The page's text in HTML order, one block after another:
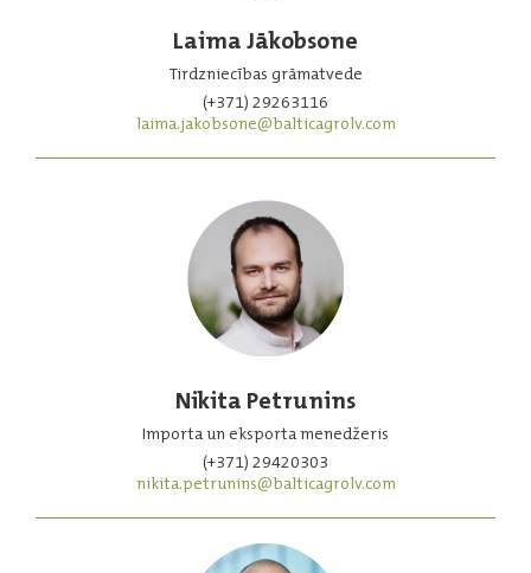
Laima Jākobsone
Tirdzniecības grāmatvede
(+371) 29263116
laima.jakobsone@balticagrolv.com
Nikita Petrunins
Importa un eksporta menedžeris
(+371) 29420303
nikita.petrunins@balticagrolv.com